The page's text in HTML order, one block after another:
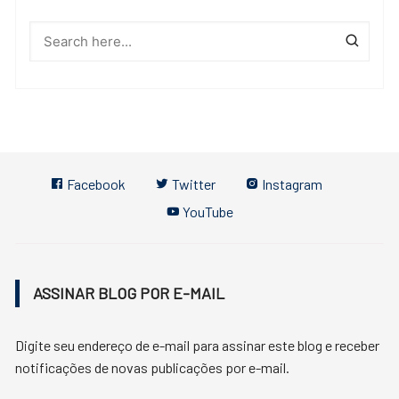
Facebook Twitter
Instagram
YouTube
ASSINAR BLOG POR E-MAIL
Digite seu endereço de e-mail para assinar este blog e receber
notificações de novas publicações por e-mail.